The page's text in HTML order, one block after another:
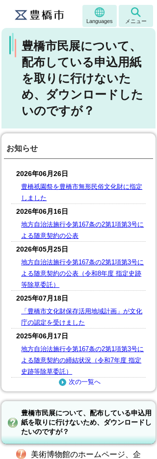
Languages メニュー
豊橋市民展について、
配布している申込用紙
を取りに行けないた
め、ダウンロードした
いのですが？
お知らせ
2026年06月26日
豊橋祇園祭を豊橋市無形民俗文化財に指定
しました
2026年06月16日
地方自治法施行令第167条の2第1項第3号に
よる随意契約の公表
2026年05月25日
地方自治法施行令第167条の2第1項第3号に
よる随意契約の公表（令和8年度 指定史跡
等除草委託）
2025年07月18日
「豊橋市文化財保存活用地域計画」が文化
庁の認定を受けました
2025年06月17日
地方自治法施行令第167条の2第1項第3号に
よる随意契約の締結状況（令和7年度 指定
史跡等除草委託）
次の一覧へ
豊橋市民展について、配布している申込用
紙を取りに行けないため、ダウンロードし
たいのですが？
美術博物館のホームページ、企